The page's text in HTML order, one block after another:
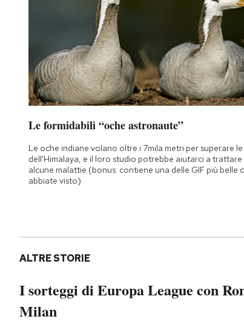
Le formidabili “oche astronaute”
Le oche indiane volano oltre i 7mila metri per superare le
dell'Himalaya, e il loro studio potrebbe aiutarci a trattare
alcune malattie (bonus: contiene una delle GIF più belle
abbiate visto)
ALTRE STORIE
I sorteggi di Europa League con
Milan